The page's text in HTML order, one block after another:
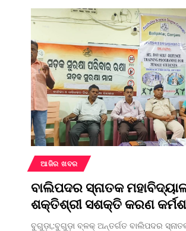
ଆଜିର ଖବର
ବାଲିପଦର ସ୍ନାତକ
ଶକ୍ତିଶ୍ରୀ ସଶକ୍ତି କରଣ
ବୁଗୁଡ଼ା,:ବୁଗୁଡ଼ା ବ୍ଳକ୍ ଅନ୍ତର୍ଗତ ବାଲିପଦର